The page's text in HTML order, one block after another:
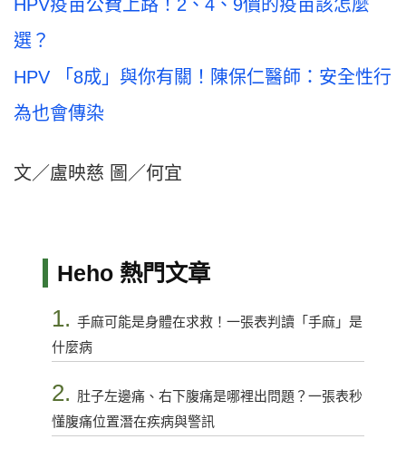
HPV疫苗公費上路！2、4、9價的疫苗該怎麼
選？
HPV 「8成」與你有關！陳保仁醫師：安全性行
為也會傳染
文／盧映慈 圖／何宜
Heho 熱門文章
1. 手麻可能是身體在求救！一張表判讀「手麻」是
什麼病
2. 肚子左邊痛、右下腹痛是哪裡出問題？一張表秒
懂腹痛位置潛在疾病與警訊